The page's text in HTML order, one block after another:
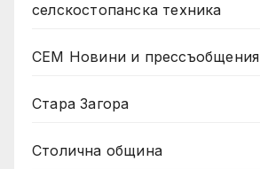
селскостопанска техника
СЕМ Новини и прессъобщения
Стара Загора
Столична община